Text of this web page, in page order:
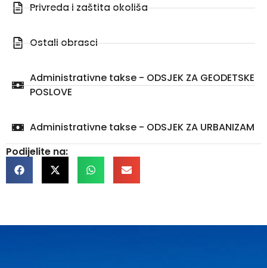
Privreda i zaštita okoliša
Ostali obrasci
Administrativne takse - ODSJEK ZA GEODETSKE
POSLOVE
Administrativne takse - ODSJEK ZA URBANIZAM
Podijelite na: